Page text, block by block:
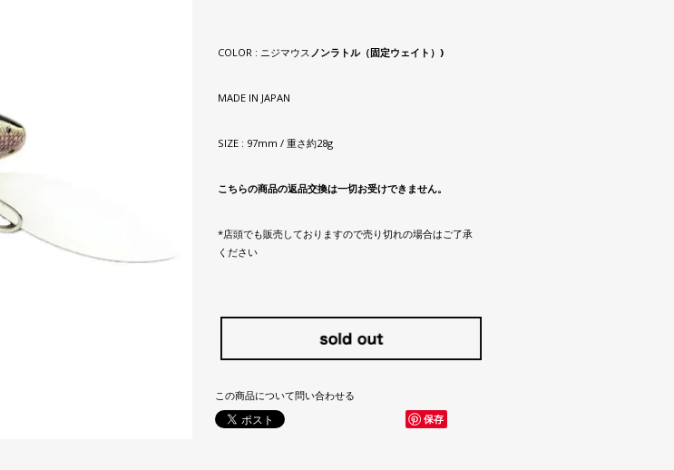
COLOR : ニジマウスノンラトル（固定ウェイト）)
MADE IN JAPAN
SIZE : 97mm / 重さ約28g
こちらの商品の返品交換は一切お受けできません。
*店頭でも販売しておりますので売り切れの場合はご了承
ください
この商品について問い合わせる
保存